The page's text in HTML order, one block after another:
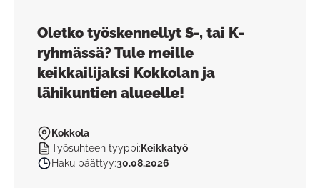
Oletko työskennellyt S-, tai K-
ryhmässä? Tule meille
keikkailijaksi Kokkolan ja
lähikuntien alueelle!
Kokkola
Työsuhteen tyyppi: Keikkatyö
Haku päättyy:30.08.2026